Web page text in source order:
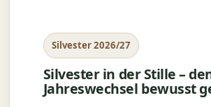
Silvester 2026/27
Silvester in der Stille –
Jahreswechsel bewusst